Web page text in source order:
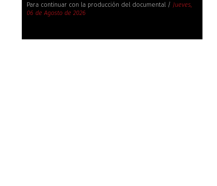
Para continuar con la producción del documental / Jueves,
06 de Agosto de 2026